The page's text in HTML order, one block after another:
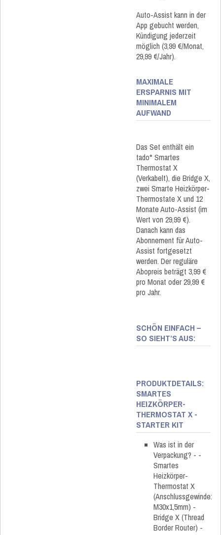
Auto-Assist kann in der
App gebucht werden,
Kündigung jederzeit
möglich (3,99 €/Monat,
29,99 €/Jahr).
MAXIMALE
ERSPARNIS MIT
MINIMALEM
AUFWAND
Das Set enthält ein
tado° Smartes
Thermostat X
(Verkabelt), die Bridge X,
zwei Smarte Heizkörper-
Thermostate X und 12
Monate Auto-Assist (im
Wert von 29,99 €).
Danach kann das
Abonnement für Auto-
Assist fortgesetzt
werden. Der reguläre
Abopreis beträgt 3,99 €
pro Monat oder 29,99 €
pro Jahr.
SCHÖN EINFACH –
SO SIEHT’S AUS:
PRODUKTDETAILS:
SMARTES
HEIZKÖRPER-
THERMOSTAT X -
STARTER KIT
Was ist in der
Verpackung? - -
Smartes
Heizkörper-
Thermostat X
(Anschlussgewinde:
M30x1,5mm) -
Bridge X (Thread
Border Router) -